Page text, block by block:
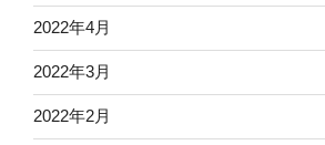
2022年4月
2022年3月
2022年2月